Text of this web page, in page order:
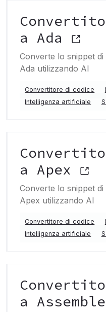
a Ada
Converte lo snippet
Ada utilizzando AI
Convertitore di codice
Intelligenza artificiale
a Apex
Converte lo snippet
Apex utilizzando AI
Convertitore di codice
Intelligenza artificiale
a